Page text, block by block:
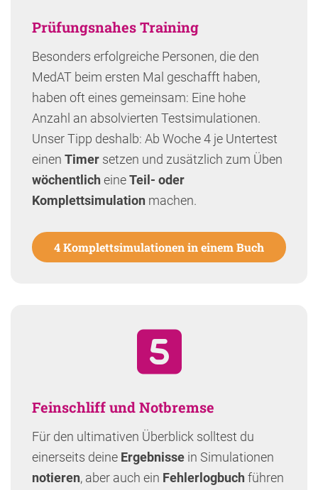
Prüfungsnahes Training
Besonders erfolgreiche Personen, die den
MedAT beim ersten Mal geschafft haben,
haben oft eines gemeinsam: Eine hohe
Anzahl an absolvierten Testsimulationen.
Unser Tipp deshalb: Ab Woche 4 je Untertest
einen Timer setzen und zusätzlich zum Üben
wöchentlich eineTeil- oder
Komplettsimulation machen.
4 Komplettsimulationen in einem Buch
Feinschliff und Notbremse
Für den ultimativen Überblick solltest du
einerseits deine Ergebnisse in Simulationen
notieren, aber auch ein Fehlerlogbuch führen